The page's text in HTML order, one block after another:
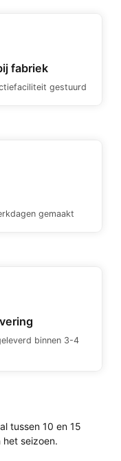
fabriek
gestuurd
gemaakt
binnen 3-4
tussen 10 en 15
seizoen.